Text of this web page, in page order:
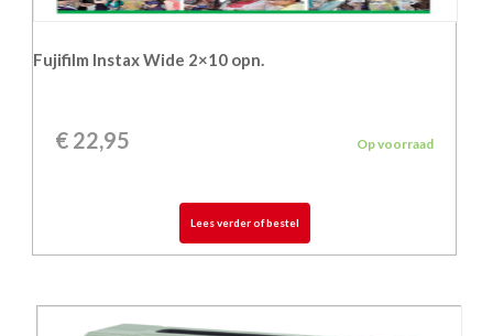
Fujifilm Instax Wide 2×10 opn.
€ 22,95 Op voorraad
Lees verder of bestel